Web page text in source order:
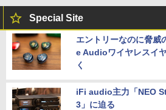
Special Site
エントリーなのに脅
e Audioワイヤレスイ
く
iFi audio主力「NEO
3」に迫る